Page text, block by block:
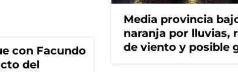
con Facundo
del
Media provincia
naranja por lluvias,
de viento y posible